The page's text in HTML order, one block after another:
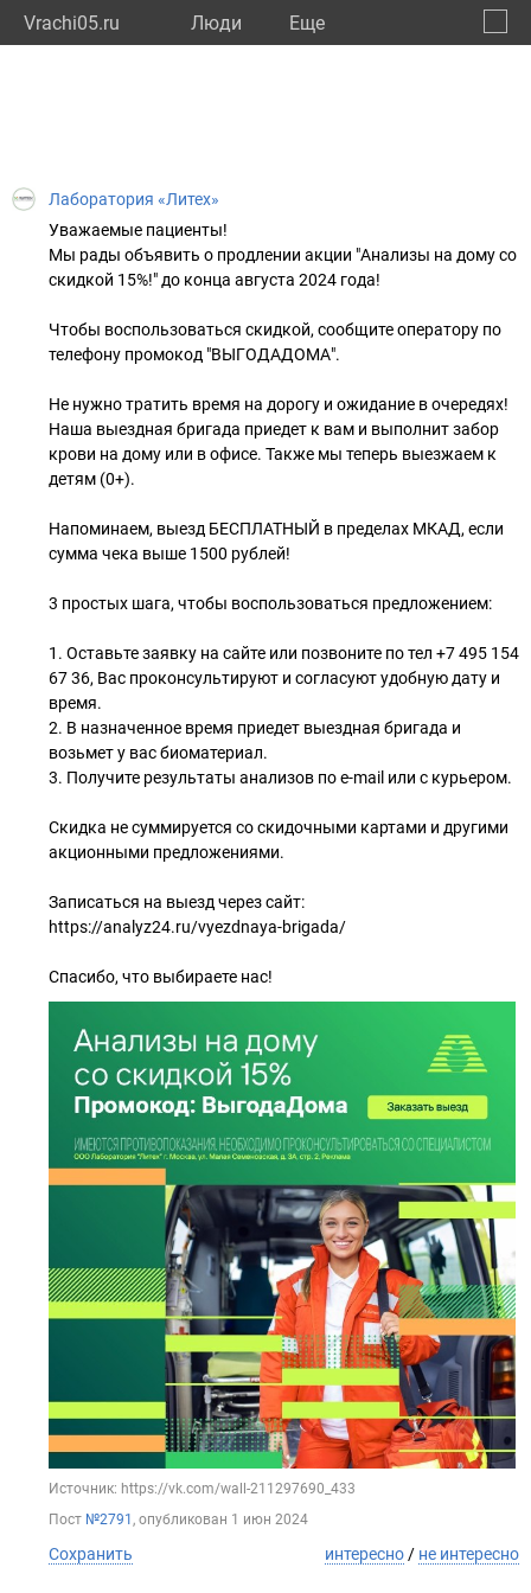
Vrachi05.ru Люди Eще
Лаборатория «Литех»
Уважаемые пациенты!
Мы рады объявить о продлении акции "Анализы на дому со
скидкой 15%!" до конца августа 2024 года!
Чтобы воспользоваться скидкой, сообщите оператору по
телефону промокод "ВЫГОДАДОМА".
Не нужно тратить время на дорогу и ожидание в очередях!
Наша выездная бригада приедет к вам и выполнит забор
крови на дому или в офисе. Также мы теперь выезжаем к
детям (0+).
Напоминаем, выезд БЕСПЛАТНЫЙ в пределах МКАД, если
сумма чека выше 1500 рублей!
3 простых шага, чтобы воспользоваться предложением:
1. Оставьте заявку на сайте или позвоните по тел +7 495 154
67 36, Вас проконсультируют и согласуют удобную дату и
время.
2. В назначенное время приедет выездная бригада и
возьмет у вас биоматериал.
3. Получите результаты анализов по e-mail или с курьером.
Скидка не суммируется со скидочными картами и другими
акционными предложениями.
Записаться на выезд через сайт:
https://analyz24.ru/vyezdnaya-brigada/
Спасибо, что выбираете нас!
Источник: https://vk.com/wall-211297690_433
Пост №2791 , опубликован 1 июн 2024
Сохранить интересно / не интересно